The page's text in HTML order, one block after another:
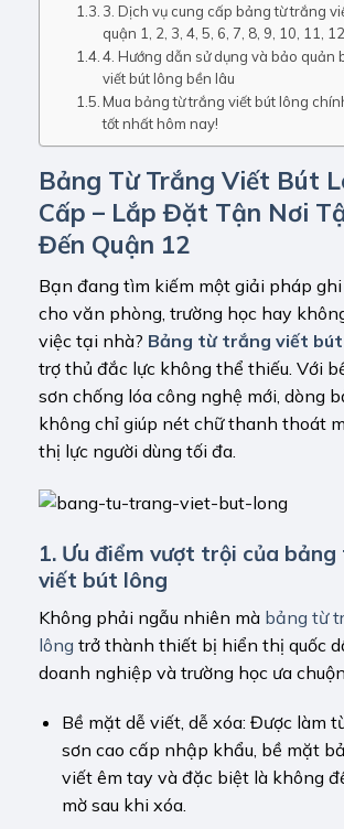
3. Dịch vụ cung cấp bảng từ trắng
quận 1, 2, 3, 4, 5, 6, 7, 8, 9, 10, 11, 12
4. Hướng dẫn sử dụng và bảo quản
viết bút lông bền lâu
Mua bảng từ trắng viết bút lông
tốt nhất hôm nay!
Bảng Từ Trắng Viết Bút
Cấp – Lắp Đặt Tận Nơi
Đến Quận 12
Bạn đang tìm kiếm một giải pháp ghi
cho văn phòng, trường học hay
việc tại nhà? Bảng từ trắng viết
trợ thủ đắc lực không thể thiếu. Với
sơn chống lóa công nghệ mới, dòng
không chỉ giúp nét chữ thanh thoát
thị lực người dùng tối đa.
1. Ưu điểm vượt trội của
viết bút lông
Không phải ngẫu nhiên mà bảng từ
lông trở thành thiết bị hiển thị quốc
doanh nghiệp và trường học ưa
Bề mặt dễ viết, dễ xóa: Được làm
sơn cao cấp nhập khẩu, bề mặt
viết êm tay và đặc biệt là không
mờ sau khi xóa.